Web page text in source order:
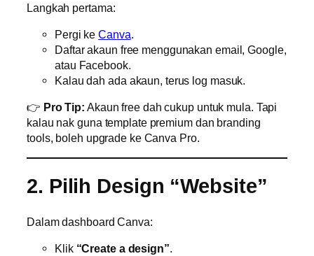
Langkah pertama:
Pergi keCanva.
Daftar akaun free menggunakan email, Google,
atau Facebook.
Kalau dah ada akaun, terus log masuk.
👉 Pro Tip: Akaun free dah cukup untuk mula. Tapi
kalau nak guna template premium dan branding
tools, boleh upgrade ke Canva Pro.
2. Pilih Design “Website”
Dalam dashboard Canva:
Klik “Create a design”.